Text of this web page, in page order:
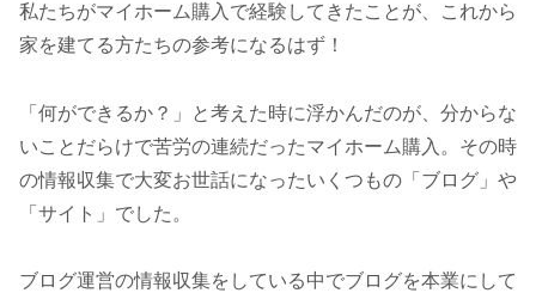
私たちがマイホーム購入で経験してきたことが、これから
家を建てる方たちの参考になるはず！
「何ができるか？」と考えた時に浮かんだのが、分からな
いことだらけで苦労の連続だったマイホーム購入。その時
の情報収集で大変お世話になったいくつもの「ブログ」や
「サイト」でした。
ブログ運営の情報収集をしている中でブログを本業にして